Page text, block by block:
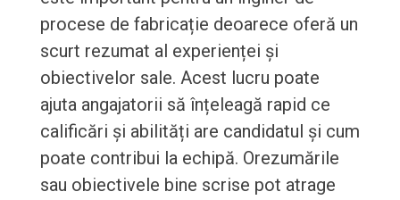
procese de fabricație deoarece oferă un
scurt rezumat al experienței și
obiectivelor sale. Acest lucru poate
ajuta angajatorii să înțeleagă rapid ce
calificări și abilități are candidatul și cum
poate contribui la echipă. Orezumările
sau obiectivele bine scrise pot atrage